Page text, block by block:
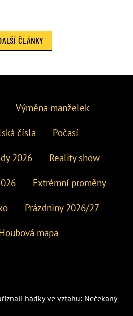
ČLÁNKY
Výměna manželek
čísla Počasí
2026 Reality show
Extrémní proměny
Prázdniny 2026/27
Houbová mapa
hádky ve vztahu: Nečekaný